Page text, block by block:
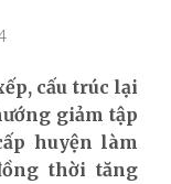
cấu trúc lại
giảm tập
huyện làm
thời tăng